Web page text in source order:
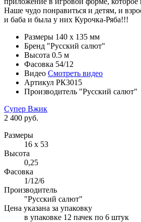
Наше чудо понравиться и детям, и
и баба и была у них Курочка-Ряба!!!
Размеры 140 х 135 мм
Бренд "Русский салют"
Высота 0.5 м
Фасовка 54/12
Видео Смотреть видео
Артикул РК3015
Производитель "Русский салют"
Супер Вжик
2 400 руб.
Размеры
16 х 53
Высота
0,25
Фасовка
1/12/6
Производитель
"Русский салют"
Цена указана за упаковку
в упаковке 12 пачек по 6 штук